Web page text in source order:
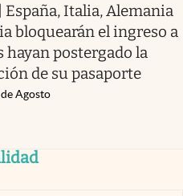
Italia, Alemania
bloquearán el ingreso a
hayan postergado la
de su pasaporte
Agosto